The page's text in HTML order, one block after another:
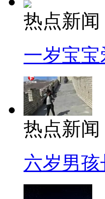
热点新闻
一岁宝
热点新闻
六岁男